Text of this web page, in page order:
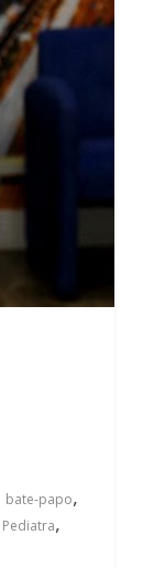
bate-papo,
Pediatra,